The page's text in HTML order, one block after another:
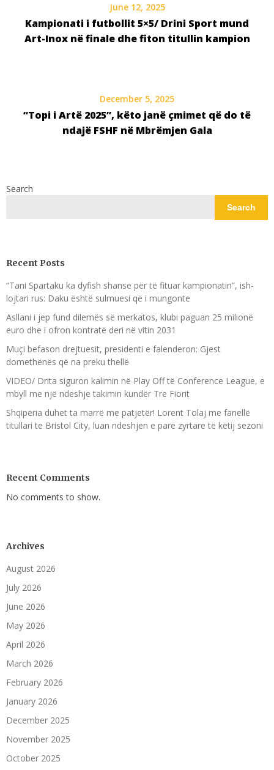
June 12, 2025
Kampionati i futbollit 5×5/ Drini Sport mund
Art-Inox në finale dhe fiton titullin kampion
December 5, 2025
“Topi i Artë 2025”, këto janë çmimet që do të
ndajë FSHF në Mbrëmjen Gala
Search
Search
Recent Posts
“Tani Spartaku ka dyfish shanse për të fituar kampionatin”, ish-
lojtari rus: Daku është sulmuesi që i mungonte
Asllani i jep fund dilemës së merkatos, klubi paguan 25 milionë
euro dhe i ofron kontratë deri në vitin 2031
Muçi befason drejtuesit, presidenti e falenderon: Gjest
domethënës që na preku thellë
VIDEO/ Drita siguron kalimin në Play Off të Conference League, e
mbyll me një ndeshje takimin kundër Tre Fiorit
Shqipëria duhet ta marrë me patjetër! Lorent Tolaj me fanellë
titullari te Bristol City, luan ndeshjen e parë zyrtare të këtij sezoni
Recent Comments
No comments to show.
Archives
August 2026
July 2026
June 2026
May 2026
April 2026
March 2026
February 2026
January 2026
December 2025
November 2025
October 2025